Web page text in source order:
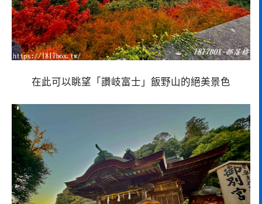
在此可以眺望「讚岐富士」飯野山的絕美景色